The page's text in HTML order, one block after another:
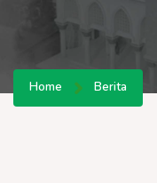
Home Berita